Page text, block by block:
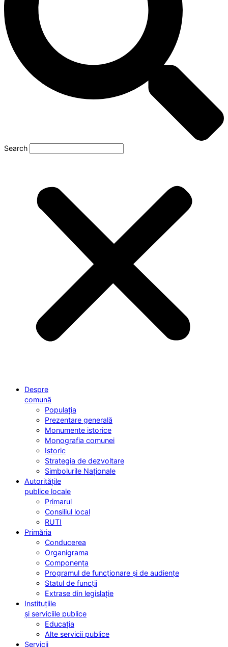
Search
Despre
comună
Populația
Prezentare generală
Monumente istorice
Monografia comunei
Istoric
Strategia de dezvoltare
Simbolurile Naționale
Autoritățile
publice locale
Primarul
Consiliul local
RUTI
Primăria
Conducerea
Organigrama
Componența
Programul de funcționare și de audiențe
Statul de funcții
Extrase din legislație
Instituțiile
și serviciile publice
Educația
Alte servicii publice
Servicii